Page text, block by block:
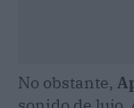
No obstante,